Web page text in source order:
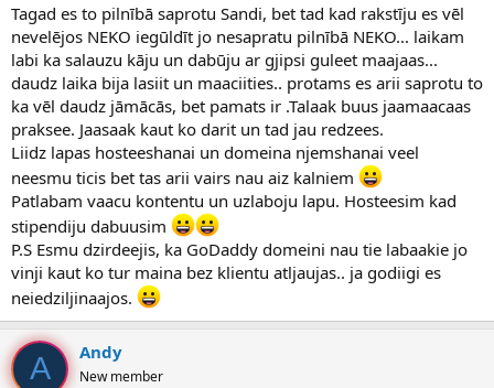
Tagad es to pilnībā saprotu Sandi, bet tad kad rakstīju es vēl
nevelējos NEKO iegūldīt jo nesapratu pilnībā NEKO... laikam
labi ka salauzu kāju un dabūju ar gjipsi guleet maajaas...
daudz laika bija lasiit un maaciities.. protams es arii saprotu to
ka vēl daudz jāmācās, bet pamats ir .Talaak buus jaamaacaas
praksee. Jaasaak kaut ko darit un tad jau redzees.
Liidz lapas hosteeshanai un domeina njemshanai veel
neesmu ticis bet tas arii vairs nau aiz kalniem
Patlabam vaacu kontentu un uzlaboju lapu. Hosteesim kad
stipendiju dabuusim
P.S Esmu dzirdeejis, ka GoDaddy domeini nau tie labaakie jo
vinji kaut ko tur maina bez klientu atljaujas.. ja godiigi es
neiedziljinaajos.
A Andy
New member